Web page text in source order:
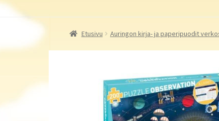
Etusivu Auringon kirja- ja paperipuodit